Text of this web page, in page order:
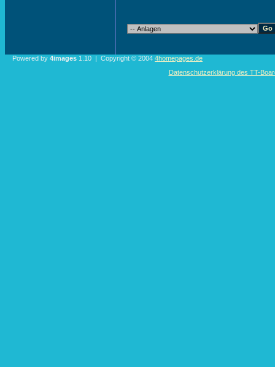
Powered by 4images 1.10 | Copyright © 2004 4homepages.de
Datenschutzerklärung des TT-